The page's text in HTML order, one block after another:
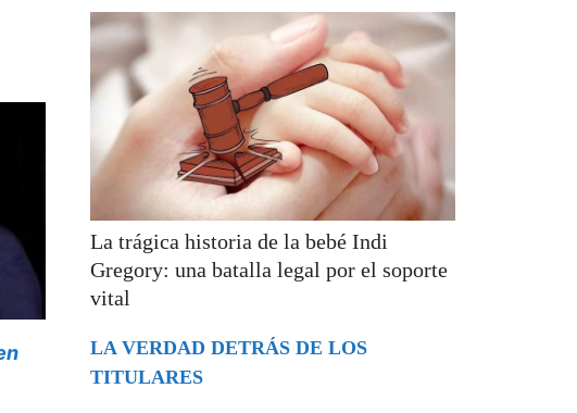
La trágica historia de la bebé Indi
Gregory: una batalla legal por el soporte
vital
LA VERDAD DETRÁS DE LOS
TITULARES